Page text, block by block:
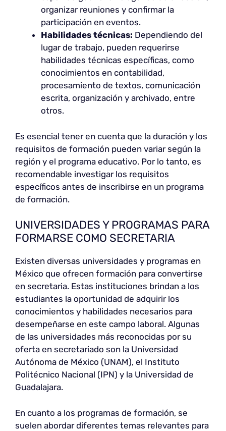
organizar reuniones y confirmar la
participación en eventos.
Habilidades técnicas: Dependiendo del
lugar de trabajo, pueden requerirse
habilidades técnicas específicas, como
conocimientos en contabilidad,
procesamiento de textos, comunicación
escrita, organización y archivado, entre
otros.
Es esencial tener en cuenta que la duración y los
requisitos de formación pueden variar según la
región y el programa educativo. Por lo tanto, es
recomendable investigar los requisitos
específicos antes de inscribirse en un programa
de formación.
UNIVERSIDADES Y PROGRAMAS PARA
FORMARSE COMO SECRETARIA
Existen diversas universidades y programas en
México que ofrecen formación para convertirse
en secretaria. Estas instituciones brindan a los
estudiantes la oportunidad de adquirir los
conocimientos y habilidades necesarios para
desempeñarse en este campo laboral. Algunas
de las universidades más reconocidas por su
oferta en secretariado son la Universidad
Autónoma de México (UNAM), el Instituto
Politécnico Nacional (IPN) y la Universidad de
Guadalajara.
En cuanto a los programas de formación, se
suelen abordar diferentes temas relevantes para